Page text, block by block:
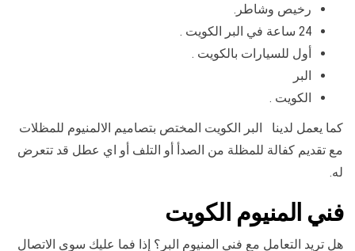
رخيص وشاطر.
24 ساعة في البر الكويت .
أول للسيارات بالكويت .
البر
الكويت .
كما يعمل لدينا البر الكويت المختص بتصاميم الالمنيوم للمظلات
مع تقديم كفالة للمظلة من الصدأ أو التلف أو اي عطل قد تتعرض
له.
فني المنيوم الكويت
هل تريد التعامل مع فني المنيوم البر؟ إذا فما عليك سوى الاتصال